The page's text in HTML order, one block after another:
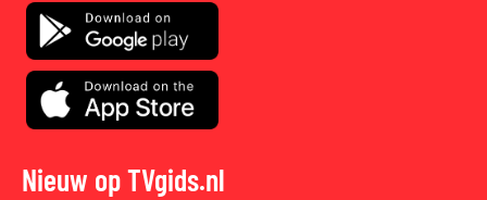
Nieuw op TVgids.nl